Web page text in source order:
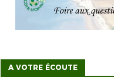
A VOTRE ÉCOUTE